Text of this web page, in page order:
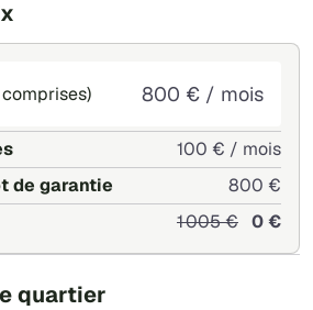
800 € / mois
100 € / mois
de garantie
800 €
1 005 € 0 €
quartier